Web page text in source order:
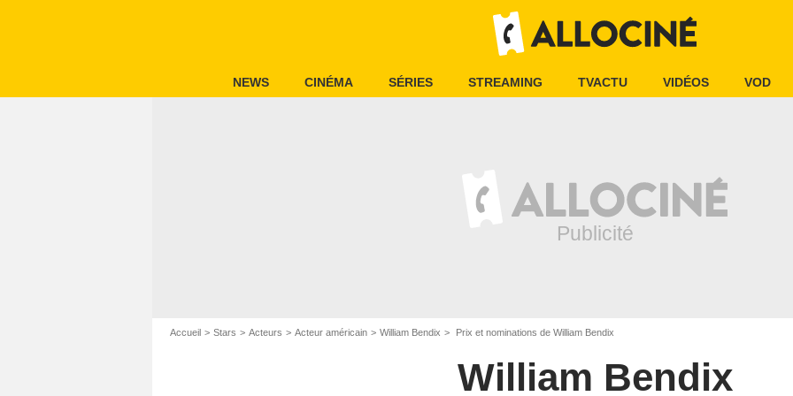
NEWS CINÉMA SÉRIES STREAMING TVACTU VIDÉOS VOD
Accueil Stars Acteurs Acteur américain William Bendix Prix et nominations de William Bendix
William Bendix